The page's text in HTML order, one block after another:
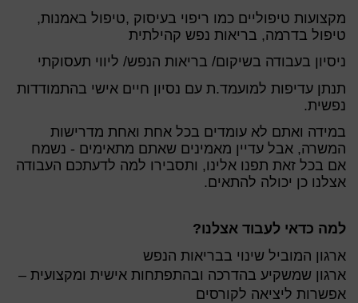
מקצועות טיפוליים כמו ריפוי בעיסוק ,טיפול באמנות,
טיפול בדרמה, בריאות נפש קהילתית
ניסיון בעבודה בשיקום/ בריאות הנפש/ ליווי תעסוקתי
תנתן עדיפות למועמד.ת עם נסיון חיים אישי בהתמודדות
נפשית.
במידה ואתם לא עומדים בכל אחת ואחת מדרישות
המשרה, אבל עדיין מאמינים שאתם מתאימים - נשמח
אם בכל זאת תפנו אלינו, ותסבירו למה לדעתכם העבודה
אצלנו כן יכולה להתאים.
למה כדאי לעבוד אצלנו?
ארגון המוביל שינוי בבריאות הנפש
ארגון שמשקיע בהדרכה ובהתפתחות אישית ומקצועית –
אפשרות ליציאה לקורסים